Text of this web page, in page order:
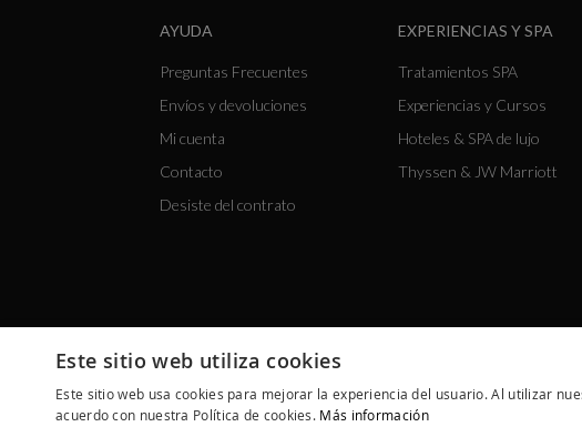
AYUDA
Preguntas Frecuentes
Envíos y devoluciones
Mi cuenta
Contacto
Desiste del contrato
EXPERIENCIAS Y SPA
Tratamientos SPA
Experiencias y Cursos
Hoteles & SPA de lujo
Thyssen & JW Marriott
Este sitio web utiliza cookies
Este sitio web usa cookies para mejorar la experiencia del usuario. Al utilizar
acuerdo con nuestra Política de cookies. Más información